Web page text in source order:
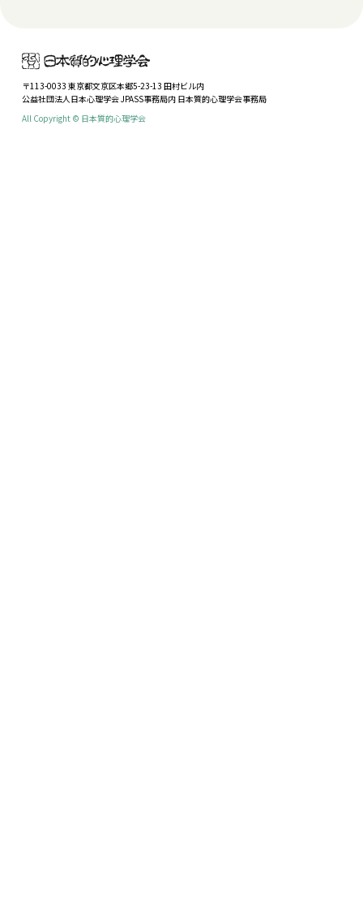
〒113-0033 東京都文京区本郷5-23-13 田村ビル内
公益社団法人日本心理学会 JPASS事務局内 日本質的心理学会事務局
All Copyright © 日本質的心理学会